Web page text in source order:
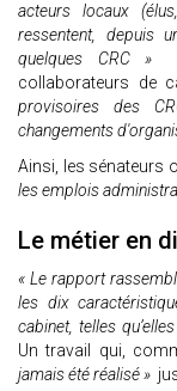
acteurs locaux
ressentent, depuis
quelques CRC »
collaborateurs de
provisoires des
changements
Ainsi, les sénateurs
les emplois
Le métier en
« Le rapport
les dix
cabinet, telles
Un travail qui,
jamais été réalisé »